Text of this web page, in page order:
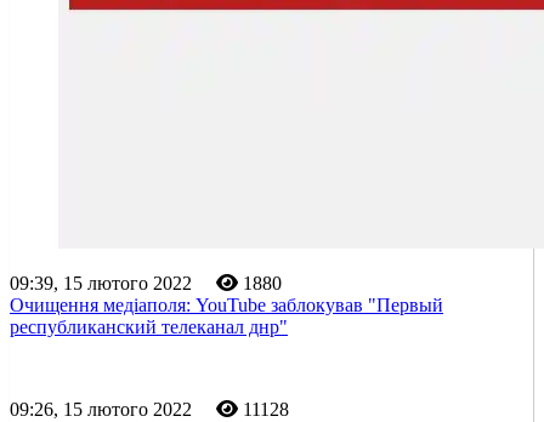
09:39, 15 лютого 2022
1880
Очищення медіаполя: YouTube заблокував "Первый
республиканский телеканал днр"
09:26, 15 лютого 2022
11128